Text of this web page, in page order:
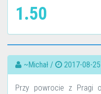
1.50
~Michał / 2017-08-25
Przy powrocie z Pragi